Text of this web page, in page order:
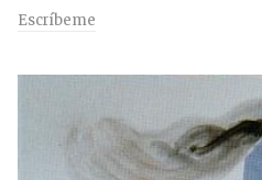
Escríbeme